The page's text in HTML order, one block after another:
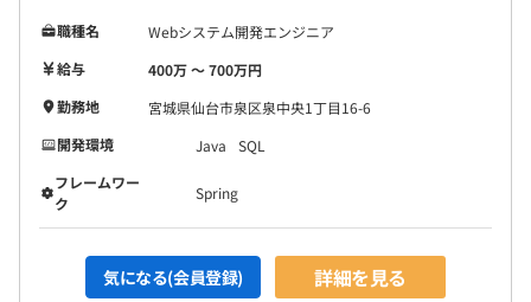
職種名
Webシステム開発エンジニア
給与
400万 〜 700万円
勤務地
宮城県仙台市泉区泉中央1丁目16-6
開発環境
Java
SQL
フレームワー
ク
Spring
気になる(会員登録) 詳細を見る